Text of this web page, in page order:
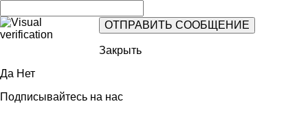
Закрыть
Да Нет
Подписывайтесь на нас